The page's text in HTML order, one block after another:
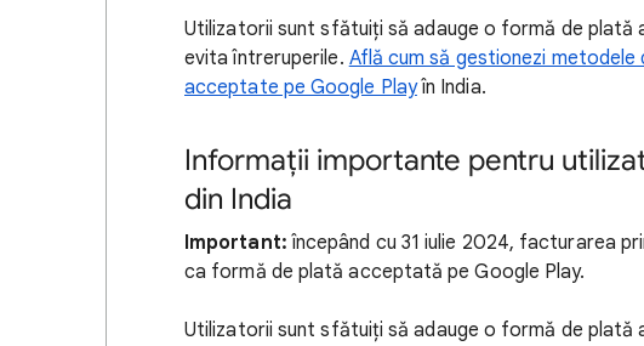
Utilizatorii sunt sfătuiți să adauge o formă de plată
evita întreruperile. Află cum să gestionezi metodele
acceptate pe Google Playîn India.
Informații importante pentru
din India
Important: începând cu 31 iulie 2024, facturarea
ca formă de plată acceptată pe Google Play.
Utilizatorii sunt sfătuiți să adauge o formă de plată